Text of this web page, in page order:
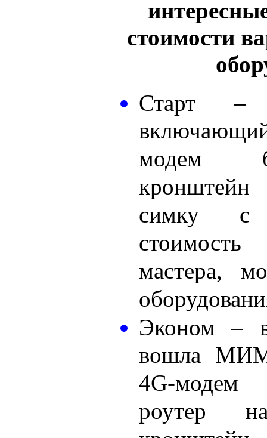
стоимости
Старт –
модем
симку с
мастера,
Эконом –
вошла
4G-модем
роутер